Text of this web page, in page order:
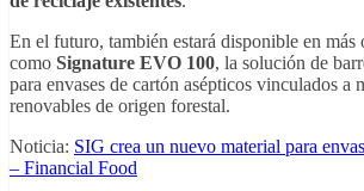
En el futuro, también estará disponible en más
como Signature EVO 100, la solución de
para envases de cartón asépticos vinculados a
renovables de origen forestal.
Noticia: SIG crea un nuevo material para
– Financial Food